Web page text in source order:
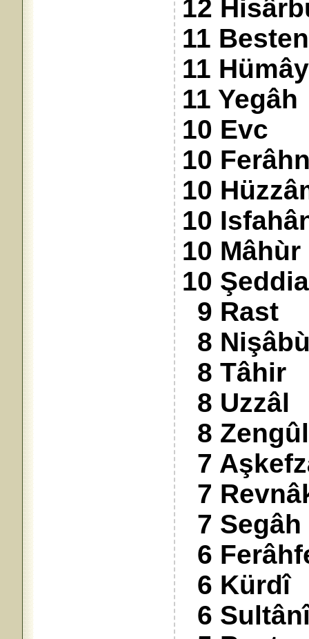
12
11
11
11 Yegâh
10 Evc
10
10
10
10 Mâhùr
10
9 Rast
8
8 Tâhir
8 Uzzâl
8
7
7
7 Segâh
6
6 Kürdî
6